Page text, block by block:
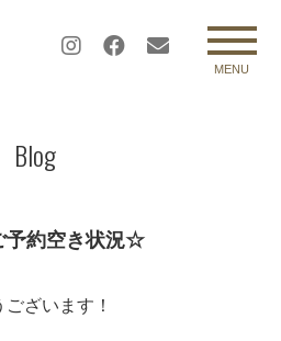
MENU
Blog
予約空き状況☆
ざいます！